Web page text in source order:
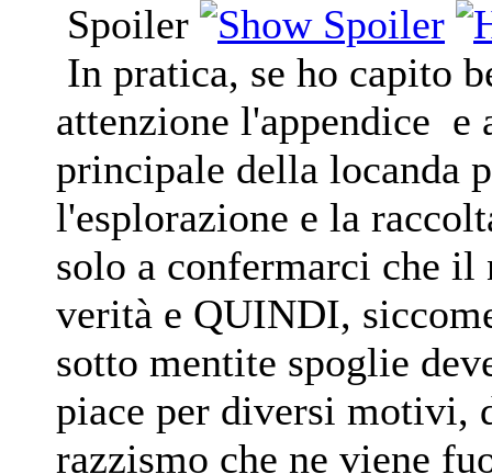
Spoiler
In pratica, se ho capito
attenzione l'appendice e
principale della locanda
l'esplorazione e la
solo a confermarci che il
verità e QUINDI,
sotto mentite spoglie
piace per diversi motivi,
razzismo che ne viene